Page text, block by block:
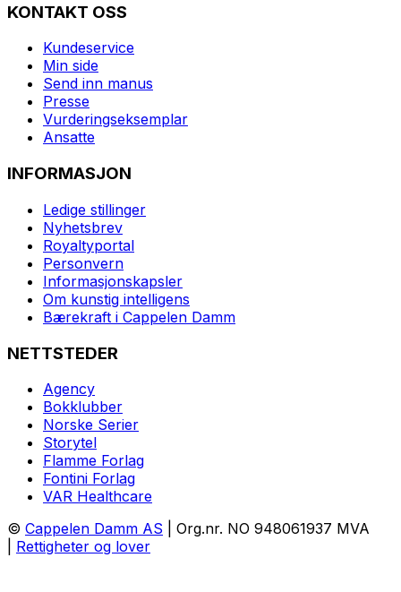
KONTAKT OSS
Kundeservice
Min side
Send inn manus
Presse
Vurderingseksemplar
Ansatte
INFORMASJON
Ledige stillinger
Nyhetsbrev
Royaltyportal
Personvern
Informasjonskapsler
Om kunstig intelligens
Bærekraft i Cappelen Damm
NETTSTEDER
Agency
Bokklubber
Norske Serier
Storytel
Flamme Forlag
Fontini Forlag
VAR Healthcare
© Cappelen Damm AS | Org.nr. NO 948061937 MVA
Rettigheter og lover